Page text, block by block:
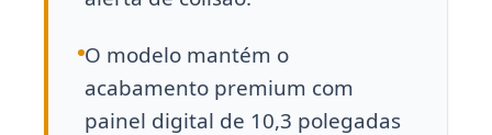
O modelo mantém o
acabamento premium com
painel digital de 10,3 polegadas